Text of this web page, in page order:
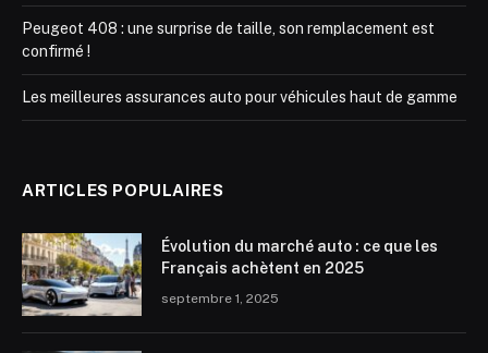
Peugeot 408 : une surprise de taille, son remplacement est
confirmé !
Les meilleures assurances auto pour véhicules haut de gamme
ARTICLES POPULAIRES
Évolution du marché auto : ce que les
Français achètent en 2025
septembre 1, 2025